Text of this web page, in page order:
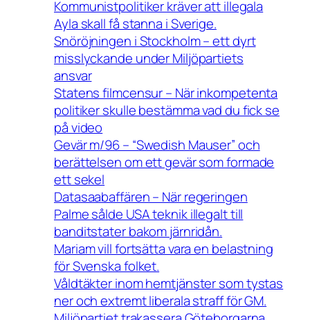
Kommunistpolitiker kräver att illegala
Ayla skall få stanna i Sverige.
Snöröjningen i Stockholm – ett dyrt
misslyckande under Miljöpartiets
ansvar
Statens filmcensur – När inkompetenta
politiker skulle bestämma vad du fick se
på video
Gevär m/96 – “Swedish Mauser” och
berättelsen om ett gevär som formade
ett sekel
Datasaabaffären – När regeringen
Palme sålde USA teknik illegalt till
banditstater bakom järnridån.
Mariam vill fortsätta vara en belastning
för Svenska folket.
Våldtäkter inom hemtjänster som tystas
ner och extremt liberala straff för GM.